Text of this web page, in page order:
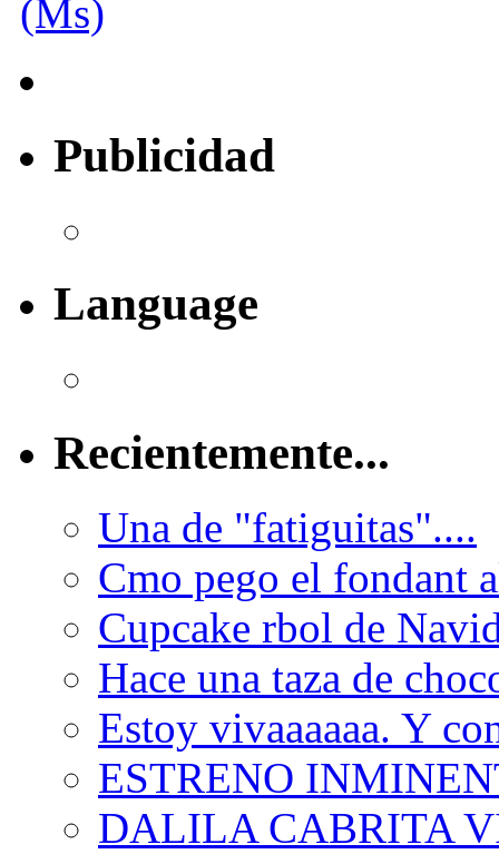
(Ms)
Publicidad
Language
Recientemente...
Una de "fatiguitas"....
Cmo pego el fondant
Cupcake rbol de
Hace una taza de
Estoy vivaaaaaa. Y
ESTRENO
DALILA CABRITA